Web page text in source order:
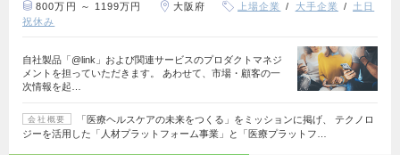
800万円 ～ 1199万円 大阪府 上場企業 大手企業
土日
祝休み
自社製品「@link」および関連サービスのプロダクトマネジ
メントを担っていただきます。 あわせて、市場・顧客の一
次情報を起…
会社概要
「医療ヘルスケアの未来をつくる」をミッションに掲げ、 テクノロ
ジーを活用した「人材プラットフォーム事業」と「医療プラットフ…